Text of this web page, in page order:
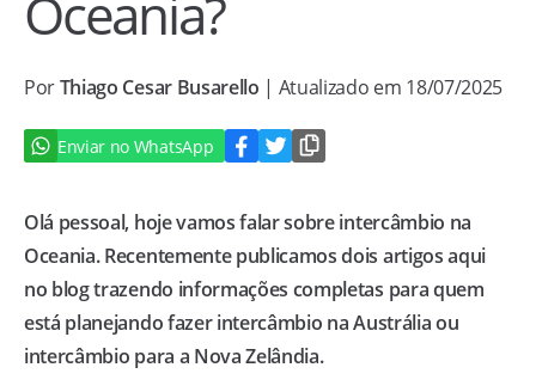
Oceania?
PorThiago Cesar Busarello | Atualizado em 18/07/2025
Enviar no WhatsApp
Olá pessoal, hoje vamos falar sobre intercâmbio na
Oceania. Recentemente publicamos dois artigos aqui
no blog trazendo informações completas para quem
está planejando fazer intercâmbio na Austrália ou
intercâmbio para a Nova Zelândia.